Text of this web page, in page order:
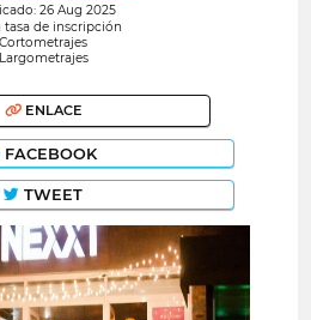
26 Aug 2025
tasa de inscripción
Cortometrajes
Largometrajes
ENLACE
FACEBOOK
TWEET